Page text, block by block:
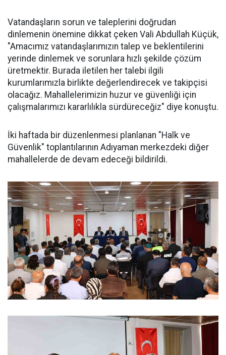
Vatandaşların sorun ve taleplerini doğrudan
dinlemenin önemine dikkat çeken Vali Abdullah Küçük,
"Amacımız vatandaşlarımızın talep ve beklentilerini
yerinde dinlemek ve sorunlara hızlı şekilde çözüm
üretmektir. Burada iletilen her talebi ilgili
kurumlarımızla birlikte değerlendirecek ve takipçisi
olacağız. Mahallelerimizin huzur ve güvenliği için
çalışmalarımızı kararlılıkla sürdüreceğiz" diye konuştu.
İki haftada bir düzenlenmesi planlanan "Halk ve
Güvenlik" toplantılarının Adıyaman merkezdeki diğer
mahallelerde de devam edeceği bildirildi.